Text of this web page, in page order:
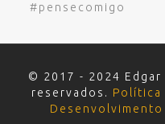
#pensecomigo
© 2017 - 2024
reservados. Política